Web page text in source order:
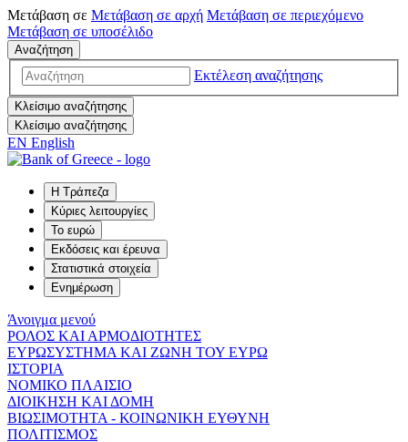
Μετάβαση σε Μετάβαση σε αρχή Μετάβαση σε περιεχόμενο
Μετάβαση σε υποσέλιδο
Αναζήτηση
Εκτέλεση αναζήτησης
Κλείσιμο αναζήτησης
Κλείσιμο αναζήτησης
EN English
Η Τράπεζα
Κύριες λειτουργίες
Το ευρώ
Εκδόσεις και έρευνα
Στατιστικά στοιχεία
Ενημέρωση
Άνοιγμα μενού
ΡΟΛΟΣ ΚΑΙ ΑΡΜΟΔΙΟΤΗΤΕΣ
ΕΥΡΩΣΥΣΤΗΜΑ ΚΑΙ ΖΩΝΗ ΤΟΥ ΕΥΡΩ
ΙΣΤΟΡΙΑ
ΝΟΜΙΚΟ ΠΛΑΙΣΙΟ
ΔΙΟΙΚΗΣΗ ΚΑΙ ΔΟΜΗ
ΒΙΩΣΙΜΟΤΗΤΑ - ΚΟΙΝΩΝΙΚΗ ΕΥΘΥΝΗ
ΠΟΛΙΤΙΣΜΟΣ